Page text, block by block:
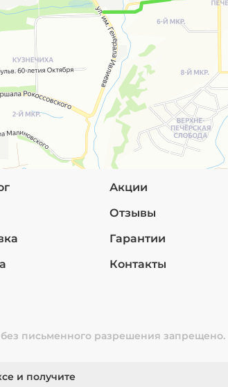
Акции
Отзывы
Гарантии
Контакты
письменного разрешения запрещено.
и получите